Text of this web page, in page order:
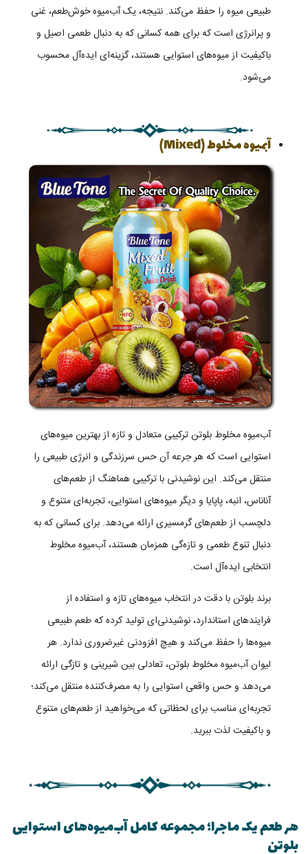
طبیعی میوه را حفظ می‌کند. نتیجه، یک آب‌میوه خوش‌طعم، غنی
و پرانرژی است که برای همه کسانی که به دنبال طعمی اصیل و
باکیفیت از میوه‌های استوایی هستند، گزینه‌ای ایده‌آل محسوب
می‌شود.
آبمیوه مخلوط (Mixed)
آب‌میوه مخلوط بلوتن ترکیبی متعادل و تازه از بهترین میوه‌های
استوایی است که هر جرعه آن حس سرزندگی و انرژی طبیعی را
منتقل می‌کند. این نوشیدنی با ترکیبی هماهنگ از طعم‌های
آناناس، انبه، پاپایا و دیگر میوه‌های استوایی، تجربه‌ای متنوع و
دلچسب از طعم‌های گرمسیری ارائه می‌دهد. برای کسانی که به
دنبال تنوع طعمی و تازه‌گی همزمان هستند، آب‌میوه مخلوط
انتخابی ایده‌آل است.
برند بلوتن با دقت در انتخاب میوه‌های تازه و استفاده از
فرایندهای استاندارد، نوشیدنی‌ای تولید کرده که طعم طبیعی
میوه‌ها را حفظ می‌کند و هیچ افزودنی غیرضروری ندارد. هر
لیوان آب‌میوه مخلوط بلوتن، تعادلی بین شیرینی و تازگی ارائه
می‌دهد و حس واقعی استوایی را به مصرف‌کننده منتقل می‌کند؛
تجربه‌ای مناسب برای لحظاتی که می‌خواهید از طعم‌های متنوع
و باکیفیت لذت ببرید.
هر طعم یک ماجرا؛ مجموعه کامل آب‌میوه‌های استوایی
بلوتن